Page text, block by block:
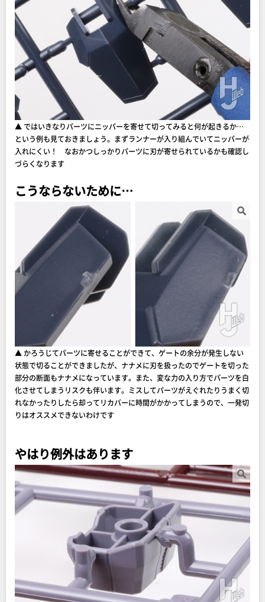
▲ ではいきなりパーツにニッパーを寄せて切ってみると何が起きるか…
という例も見ておきましょう。まずランナーが入り組んでいてニッパーが
入れにくい！ なおかつしっかりパーツに刃が寄せられているかも確認し
づらくなります
こうならないために…
▲ かろうじてパーツに寄せることができて、ゲートの余分が発生しない
状態で切ることができましたが、ナナメに刃を扱ったのでゲートを切った
部分の断面もナナメになっています。また、変な力の入り方でパーツを白
化させてしまうリスクも伴います。ミスしてパーツがえぐれたりうまく切
れなかったりしたら却ってリカバーに時間がかかってしまうので、一発切
りはオススメできないわけです
やはり例外はあります